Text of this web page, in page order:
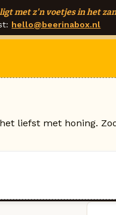
met z'n voetjes in het
hello@beerinabox.nl
liefst met honing.